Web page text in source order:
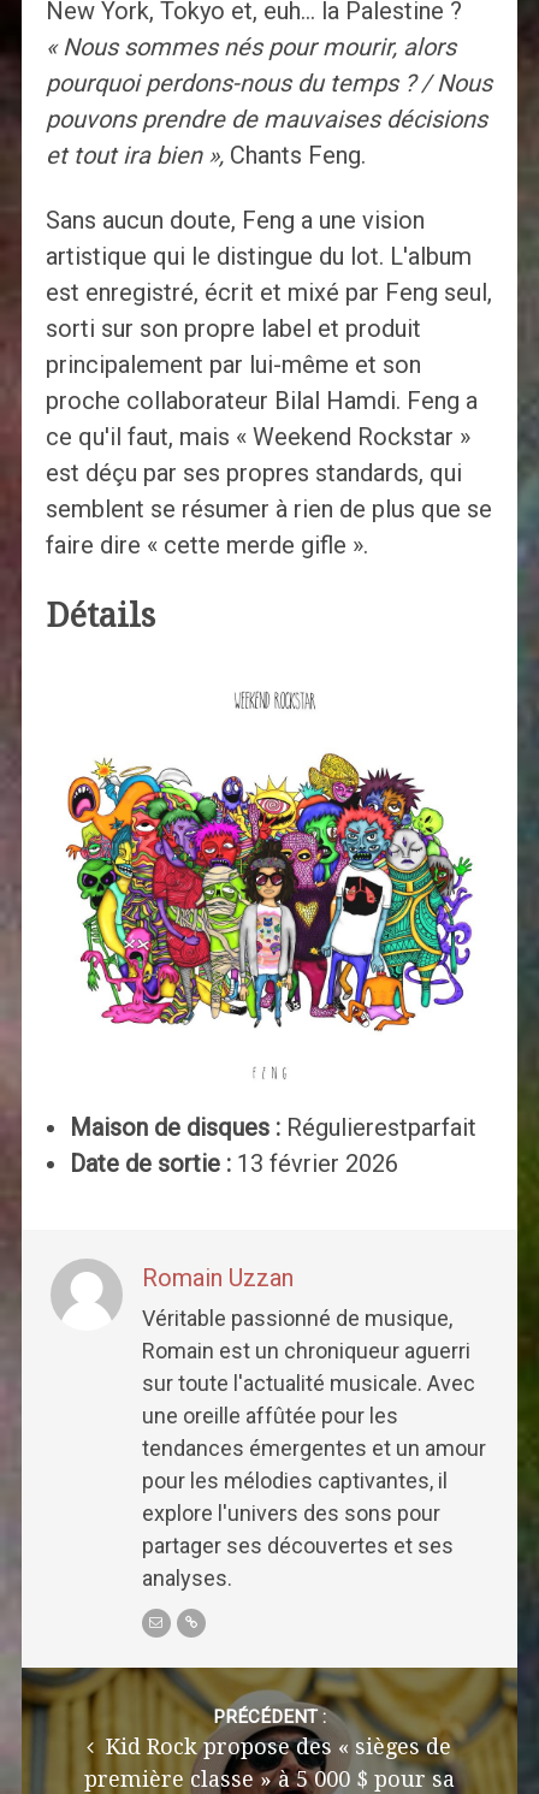
New York, Tokyo et, euh… la Palestine ?
« Nous sommes nés pour mourir, alors
pourquoi perdons-nous du temps ? / Nous
pouvons prendre de mauvaises décisions
et tout ira bien »,Chants Feng.
Sans aucun doute, Feng a une vision
artistique qui le distingue du lot. L'album
est enregistré, écrit et mixé par Feng seul,
sorti sur son propre label et produit
principalement par lui-même et son
proche collaborateur Bilal Hamdi. Feng a
ce qu'il faut, mais « Weekend Rockstar »
est déçu par ses propres standards, qui
semblent se résumer à rien de plus que se
faire dire « cette merde gifle ».
Détails
Maison de disques :Régulierestparfait
Date de sortie :13 février 2026
Romain Uzzan
Véritable passionné de musique,
Romain est un chroniqueur aguerri
sur toute l'actualité musicale. Avec
une oreille affûtée pour les
tendances émergentes et un amour
pour les mélodies captivantes, il
explore l'univers des sons pour
partager ses découvertes et ses
analyses.
Post
navigation
PRÉCÉDENT :
Kid Rock propose des « sièges de
première classe » à 5 000 $ pour sa